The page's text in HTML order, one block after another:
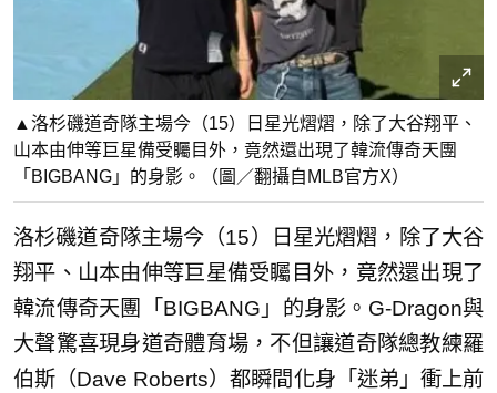
▲洛杉磯道奇隊主場今（15）日星光熠熠，除了大谷翔平、
山本由伸等巨星備受矚目外，竟然還出現了韓流傳奇天團
「BIGBANG」的身影。（圖／翻攝自MLB官方X）
洛杉磯道奇隊主場今（15）日星光熠熠，除了大谷
翔平、山本由伸等巨星備受矚目外，竟然還出現了
韓流傳奇天團「BIGBANG」的身影。G-Dragon與
大聲驚喜現身道奇體育場，不但讓道奇隊總教練羅
伯斯（Dave Roberts）都瞬間化身「迷弟」衝上前